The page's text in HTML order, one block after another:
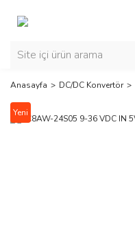
Anasayfa DC/DC Konvertör
Yeni